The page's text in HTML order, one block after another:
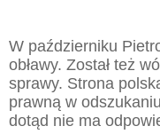
W październiku
obławy. Został też
sprawy. Strona
prawną w
dotąd nie ma